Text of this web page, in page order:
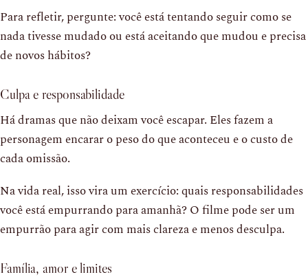
Para refletir, pergunte: você está tentando seguir como se
nada tivesse mudado ou está aceitando que mudou e precisa
de novos hábitos?
Culpa e responsabilidade
Há dramas que não deixam você escapar. Eles fazem a
personagem encarar o peso do que aconteceu e o custo de
cada omissão.
Na vida real, isso vira um exercício: quais responsabilidades
você está empurrando para amanhã? O filme pode ser um
empurrão para agir com mais clareza e menos desculpa.
Família, amor e limites